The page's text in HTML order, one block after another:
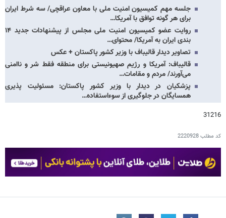
جلسه مهم کمیسیون امنیت ملی با معاون عراقچی/ سه شرط ایران
برای هر گونه توافق با آمریکا…
روایت عضو کمیسیون امنیت ملی مجلس از پیشنهادات جدید ۱۴
بندی ایران به آمریکا/ محتوای…
تصاویر دیدار قالیباف با وزیر کشور پاکستان + عکس
قالیباف: آمریکا و رژیم صهیونیستی برای منطقه فقط شر و ناامنی
می‌آورند/ مردم و مقامات…
پزشکیان در دیدار با وزیر کشور پاکستان: مسئولیت پذیری
همسایگان در جلوگیری از سوءاستفاده…
31216
کد مطلب2220928